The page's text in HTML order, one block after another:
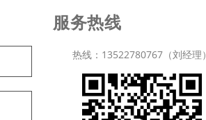
服务热线
热线：13522780767（刘经理）